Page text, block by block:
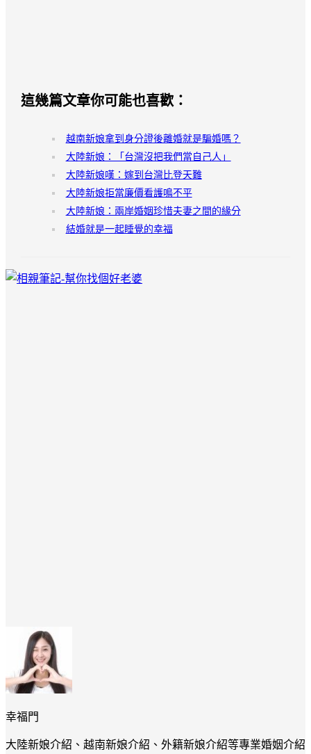
這幾篇文章你可能也喜歡：
越南新娘拿到身分證後離婚就是騙婚嗎？
大陸新娘：「台灣沒把我們當自己人」
大陸新娘嘆：嫁到台灣比登天難
大陸新娘拒當廉價看護鳴不平
大陸新娘：兩岸婚姻珍惜夫妻之間的緣分
結婚就是一起睡覺的幸福
幸福門
大陸新娘介紹、越南新娘介紹、外籍新娘介紹等專業婚姻介紹